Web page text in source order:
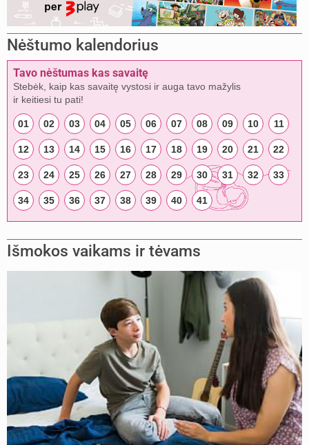
Nėštumo kalendorius
Tavo nėštumas kas savaitę
Stebėk, kaip kas savaitę vystosi ir auga tavo mažylis
ir keitiesi tu pati!
01 02 03 04 05 06 07 08 09 10 11
12 13 14 15 16 17 18 19 20 21 22
23 24 25 26 27 28 29 30 31 32 33
34 35 36 37 38 39 40 41
Išmokos vaikams ir tėvams